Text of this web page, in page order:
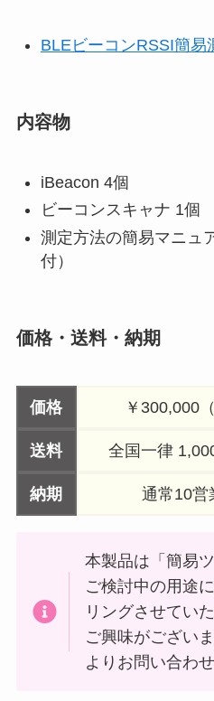
BLEビーコンRSSI簡易
内容物
iBeacon 4個
ビーコンスキャナ 1個
測定方法の簡易マニュ
付）
価格・送料・納期
価格 ￥300,000
送料 全国一律
納期 通常10営
本製品は「簡易
ご検討中の用途
リングさせてい
ご興味がござい
よりお問い合わ